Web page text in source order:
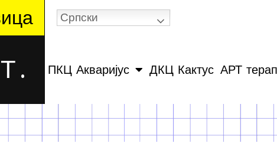
Српски
ПКЦ Акваријус ДКЦ Кактус АРТ